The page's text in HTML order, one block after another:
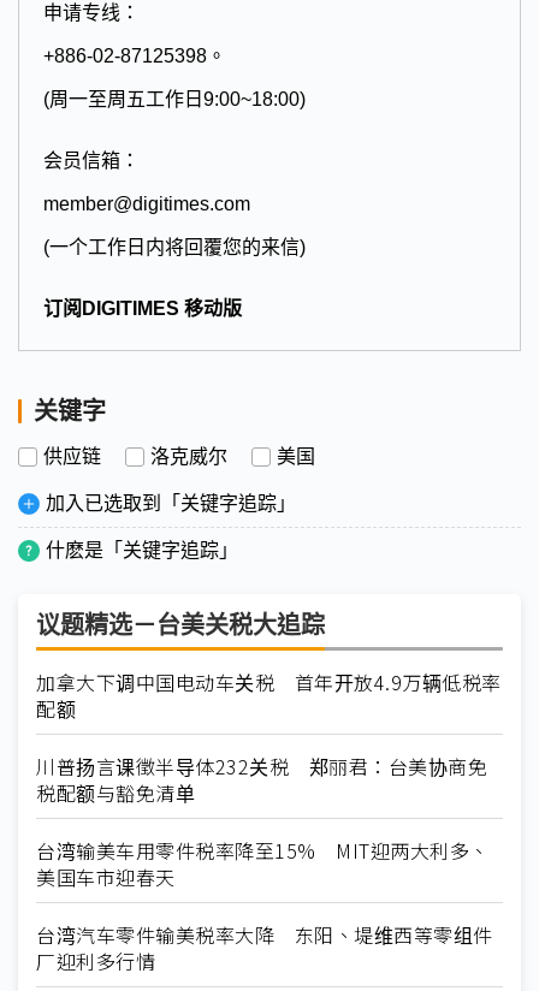
申请专线：
+886-02-87125398。
(周一至周五工作日9:00~18:00)
会员信箱：
member@digitimes.com
(一个工作日内将回覆您的来信)
订阅DIGITIMES 移动版
关键字
供应链 洛克威尔 美国
加入已选取到「关键字追踪」
什麽是「关键字追踪」
议题精选－台美关税大追踪
加拿大下调中国电动车关税 首年开放4.9万辆低税率
配额
川普扬言课徵半导体232关税 郑丽君：台美协商免
税配额与豁免清单
台湾输美车用零件税率降至15% MIT迎两大利多、
美国车市迎春天
台湾汽车零件输美税率大降 东阳、堤维西等零组件
厂迎利多行情